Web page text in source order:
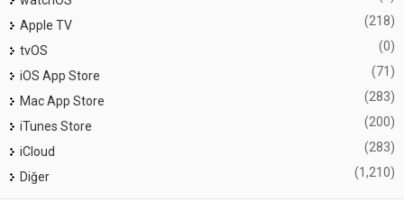
Apple TV (218)
tvOS (0)
iOS App Store (71)
Mac App Store (283)
iTunes Store (200)
iCloud (283)
Diğer (1,210)